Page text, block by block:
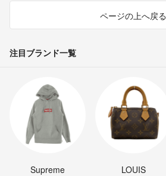
ページの上へ戻る
注目ブランド一覧
Supreme
LOUIS